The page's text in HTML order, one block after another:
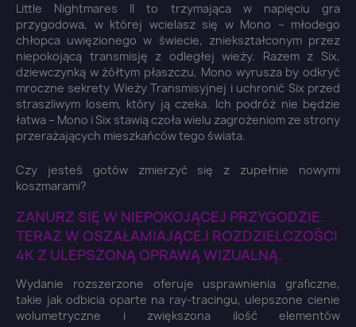
Little Nightmares II to trzymająca w napięciu gra
przygodowa, w której wcielasz się w Mono – młodego
chłopca uwięzionego w świecie, zniekształconym przez
niepokojącą transmisję z odległej wieży. Razem z Six,
dziewczynką w żółtym płaszczu, Mono wyrusza by odkryć
mroczne sekrety Wieży Transmisyjnej i uchronić Six przed
straszliwym losem, który ją czeka. Ich podróż nie będzie
łatwa – Mono i Six stawią czoła wielu zagrożeniom ze strony
przerażających mieszkańców tego świata.
Czy jesteś gotów zmierzyć się z zupełnie nowymi
koszmarami?
ZANURZ SIĘ W NIEPOKOJĄCEJ PRZYGODZIE.
TERAZ W OSZAŁAMIAJĄCEJ ROZDZIELCZOŚCI
4K Z ULEPSZONĄ OPRAWĄ WIZUALNĄ.
Wydanie rozszerzone oferuje usprawnienia graficzne,
takie jak odbicia oparte na ray-tracingu, ulepszone cienie
wolumetryczne i zwiększona ilość elementów